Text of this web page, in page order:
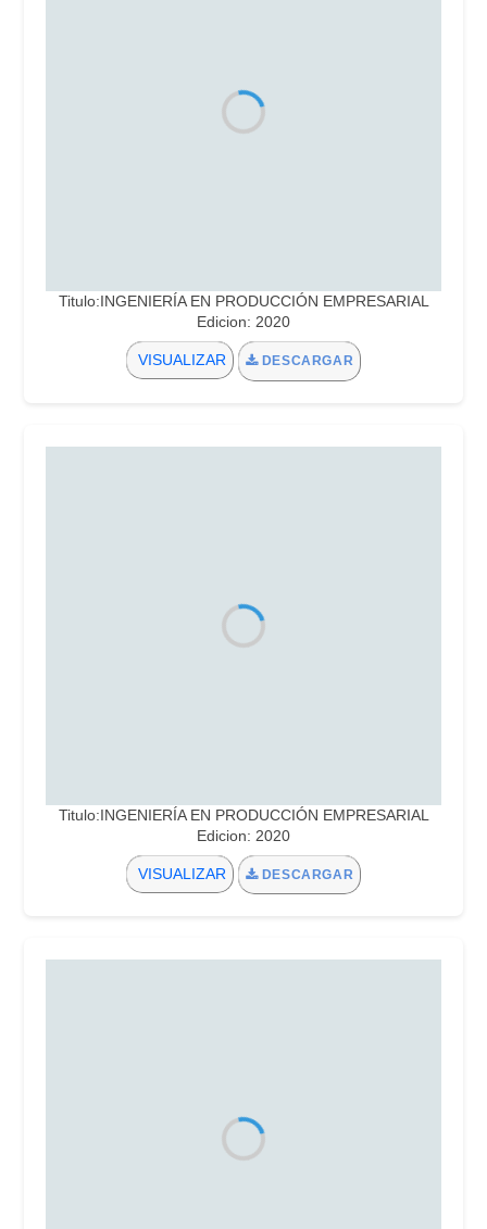
Titulo:INGENIERÍA EN PRODUCCIÓN EMPRESARIAL
Edicion: 2020
VISUALIZAR DESCARGAR
Titulo:INGENIERÍA EN PRODUCCIÓN EMPRESARIAL
Edicion: 2020
VISUALIZAR DESCARGAR